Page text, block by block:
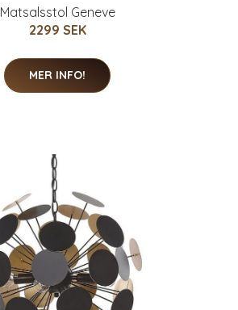
Matsalsstol Geneve
2299 SEK
MER INFO!